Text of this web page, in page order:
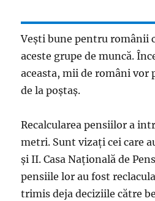
Vești bune pentru românii
aceste grupe de muncă.
aceasta, mii de români
de la poștaș.
Recalcularea pensiilor a
metri. Sunt vizaţi cei care
şi II. Casa Naţională de
pensiile lor au fost
trimis deja deciziile către